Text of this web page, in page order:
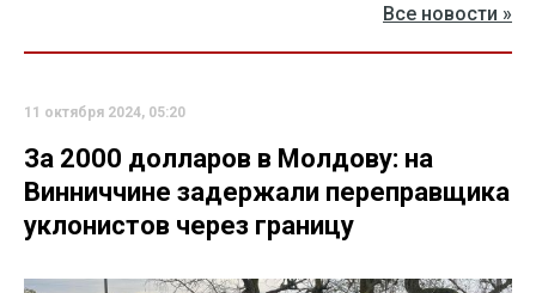
Все новости »
11 октября 2024, 05:20
За 2000 долларов в Молдову: на
Винниччине задержали переправщика
уклонистов через границу